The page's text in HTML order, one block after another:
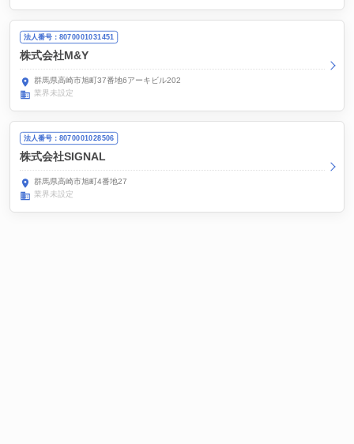
法人番号：8070001031451
株式会社M&Y
群馬県高崎市旭町37番地6アーキビル202
業界未設定
法人番号：8070001028506
株式会社SIGNAL
群馬県高崎市旭町4番地27
業界未設定